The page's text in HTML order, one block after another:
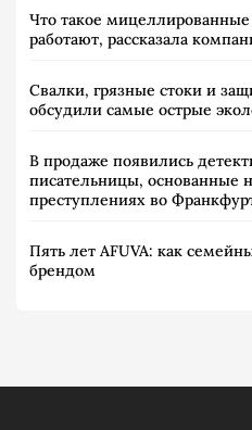
Что такое
работают, рассказала
Свалки, грязные стоки и
обсудили самые острые
В продаже появились
писательницы, основанные
преступлениях во
Пять лет AFUVA: как
брендом